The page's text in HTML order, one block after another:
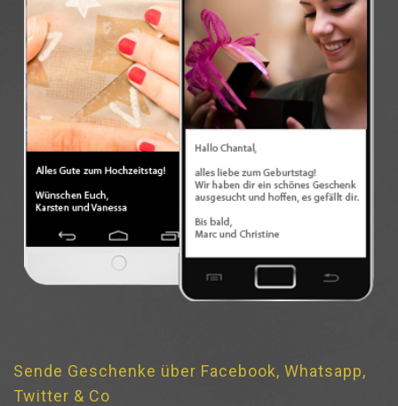
Sende Geschenke über Facebook, Whatsapp,
Twitter & Co